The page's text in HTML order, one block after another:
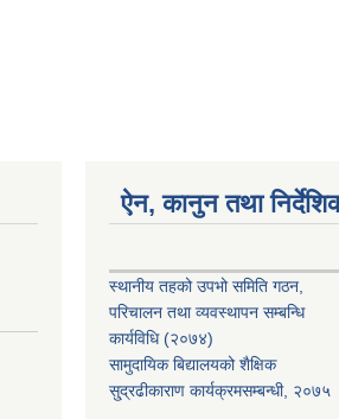
ऐन, कानुन तथा
स्थानीय तहको उपभो समिति गठन,
परिचालन तथा व्यवस्थापन सम्बन्धि
कार्यविधि (२०७४)
सामुदायिक बिद्यालयको शैक्षिक
सु्द्रढीकाराण कार्यक्रमसम्बन्धी, २०७५